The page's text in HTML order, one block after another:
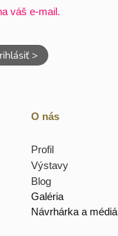
váš e-mail.
>
O nás
Profil
Výstavy
Blog
Galéria
Návrhárka a médiá